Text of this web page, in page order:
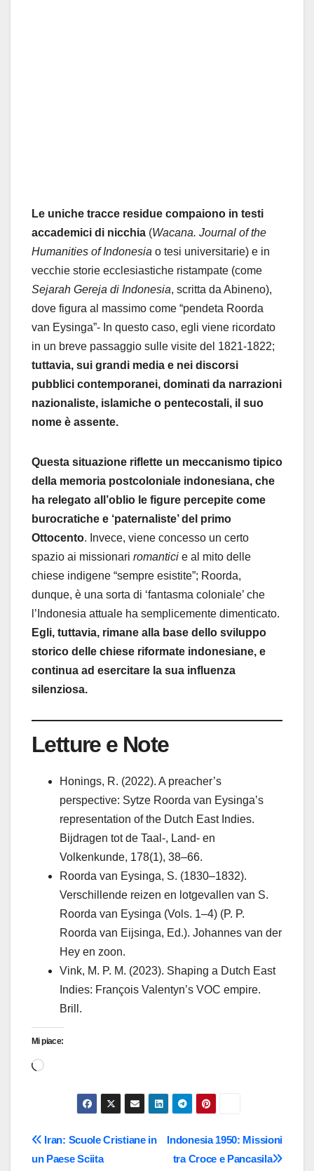
Le uniche tracce residue compaiono in testi
accademici di nicchia (Wacana. Journal of the
Humanities of Indonesia o tesi universitarie) e in
vecchie storie ecclesiastiche ristampate (come
Sejarah Gereja di Indonesia, scritta da Abineno),
dove figura al massimo come “pendeta Roorda
van Eysinga”- In questo caso, egli viene ricordato
in un breve passaggio sulle visite del 1821-1822;
tuttavia, sui grandi media e nei discorsi
pubblici contemporanei, dominati da narrazioni
nazionaliste, islamiche o pentecostali, il suo
nome è assente.
Questa situazione riflette un meccanismo tipico
della memoria postcoloniale indonesiana, che
ha relegato all’oblio le figure percepite come
burocratiche e ‘paternaliste’ del primo
Ottocento. Invece, viene concesso un certo
spazio ai missionari romantici e al mito delle
chiese indigene “sempre esistite”; Roorda,
dunque, è una sorta di ‘fantasma coloniale’ che
l’Indonesia attuale ha semplicemente dimenticato.
Egli, tuttavia, rimane alla base dello sviluppo
storico delle chiese riformate indonesiane, e
continua ad esercitare la sua influenza
silenziosa.
Letture e Note
Honings, R. (2022). A preacher’s
perspective: Sytze Roorda van Eysinga’s
representation of the Dutch East Indies.
Bijdragen tot de Taal-, Land- en
Volkenkunde, 178(1), 38–66.
Roorda van Eysinga, S. (1830–1832).
Verschillende reizen en lotgevallen van S.
Roorda van Eysinga (Vols. 1–4) (P. P.
Roorda van Eijsinga, Ed.). Johannes van der
Hey en zoon.
Vink, M. P. M. (2023). Shaping a Dutch East
Indies: François Valentyn’s VOC empire.
Brill.
Mi piace:
Caricamento
Navigazione
Indonesia 1950: Missioni
tra Croce e Pancasila
Iran: Scuole Cristiane in
un Paese Sciita